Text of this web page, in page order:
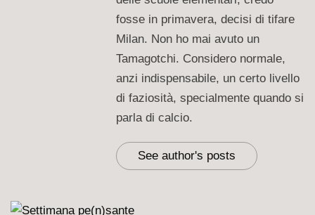
fosse in primavera, decisi di tifare
Milan. Non ho mai avuto un
Tamagotchi. Considero normale,
anzi indispensabile, un certo livello
di faziosità, specialmente quando si
parla di calcio.
See author's posts